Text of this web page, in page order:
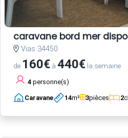
caravane bord mer
Vias 34450
de 160€ à 440€ la semaine
4 personne(s)
Caravane 14m² 3pièces 2